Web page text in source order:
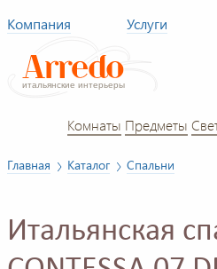
Компания Услуги
Комнаты Предметы
Главная Каталог Спальни
Итальянская